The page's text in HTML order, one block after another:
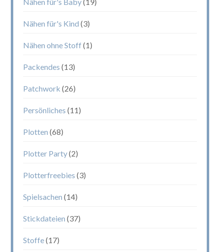
Nähen für's Kind (3)
Nähen ohne Stoff (1)
Packendes (13)
Patchwork (26)
Persönliches (11)
Plotten (68)
Plotter Party(2)
Plotterfreebies (3)
Spielsachen (14)
Stickdateien (37)
Stoffe(17)